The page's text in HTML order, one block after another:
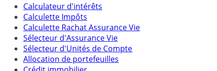
Calculateur d'intérêts
Calculette Impôts
Calculette Rachat Assurance Vie
Sélecteur d'Assurance Vie
Sélecteur d'Unités de Compte
Allocation de portefeuilles